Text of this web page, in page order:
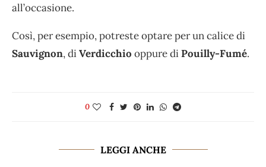
all’occasione.
Così, per esempio, potreste optare per un calice di
Sauvignon, diVerdicchio oppure diPouilly-Fumé.
0
LEGGI ANCHE